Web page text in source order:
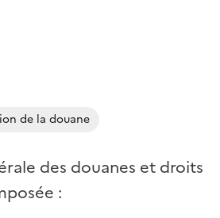
de la douane
des douanes et droits
: